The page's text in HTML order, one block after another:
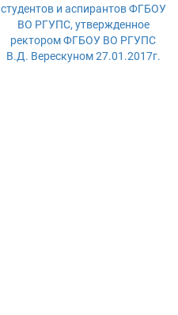
студентов и аспирантов ФГБОУ
ВО РГУПС, утвержденное
ректором ФГБОУ ВО РГУПС
В.Д. Верескуном 27.01.2017г.